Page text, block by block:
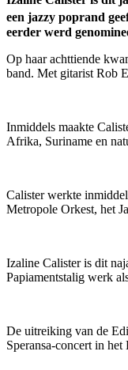
een jazzy poprand
eerder werd
Op haar achttiende
band. Met gitarist Rob
Inmiddels maakte
Afrika, Suriname en
Calister werkte
Metropole Orkest, het
Izaline Calister is dit
Papiamentstalig werk
De uitreiking van de
Speransa-concert in